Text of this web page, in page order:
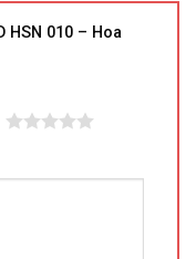
HSN 010 – Hoa